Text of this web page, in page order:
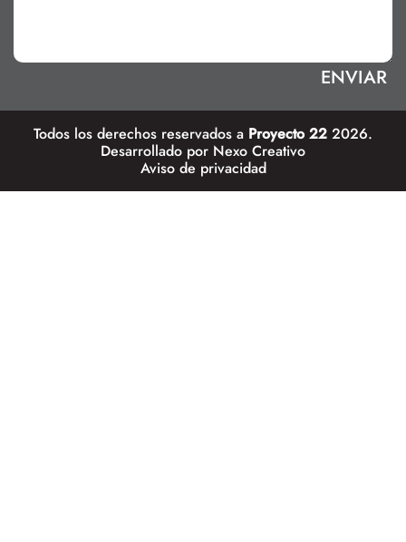
Todos los derechos reservados a Proyecto 22 2026.
Desarrollado por Nexo Creativo
Aviso de privacidad